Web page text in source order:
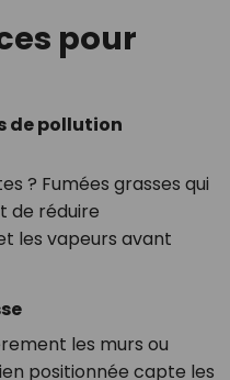
pour
de pollution
? Fumées grasses qui
de réduire
les vapeurs avant
les murs ou
positionnée capte les